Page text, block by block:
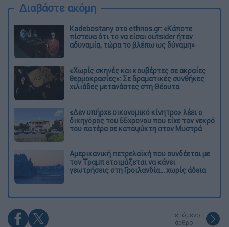
Διαβάστε ακόμη
Kadebostany στο ethnos.gr: «Κάποτε
πίστευα ότι το να είσαι outsider ήταν
αδυναμία, τώρα το βλέπω ως δύναμη»
«Χωρίς σκηνές και κουβέρτες σε ακραίες
θερμοκρασίες»: Σε δραματικές συνθήκες
χιλιάδες μετανάστες στη Θέουτα
«Δεν υπήρχε οικονομικό κίνητρο» λέει ο
δικηγόρος του 55χρονου που είχε τον νεκρό
του πατέρα σε καταψύκτη στον Μυστρά
Αμερικανική πετρελαϊκή που συνδέεται με
τον Τραμπ ετοιμάζεται να κάνει
γεωτρήσεις στη Γροιλανδία... χωρίς άδεια
επόμενο
άρθρο